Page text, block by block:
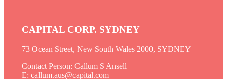
CAPITAL CORP. SYDNEY
73 Ocean Street, New South Wales 2000, SYDNEY
Contact Person: Callum S Ansell
E: callum.aus@capital.com